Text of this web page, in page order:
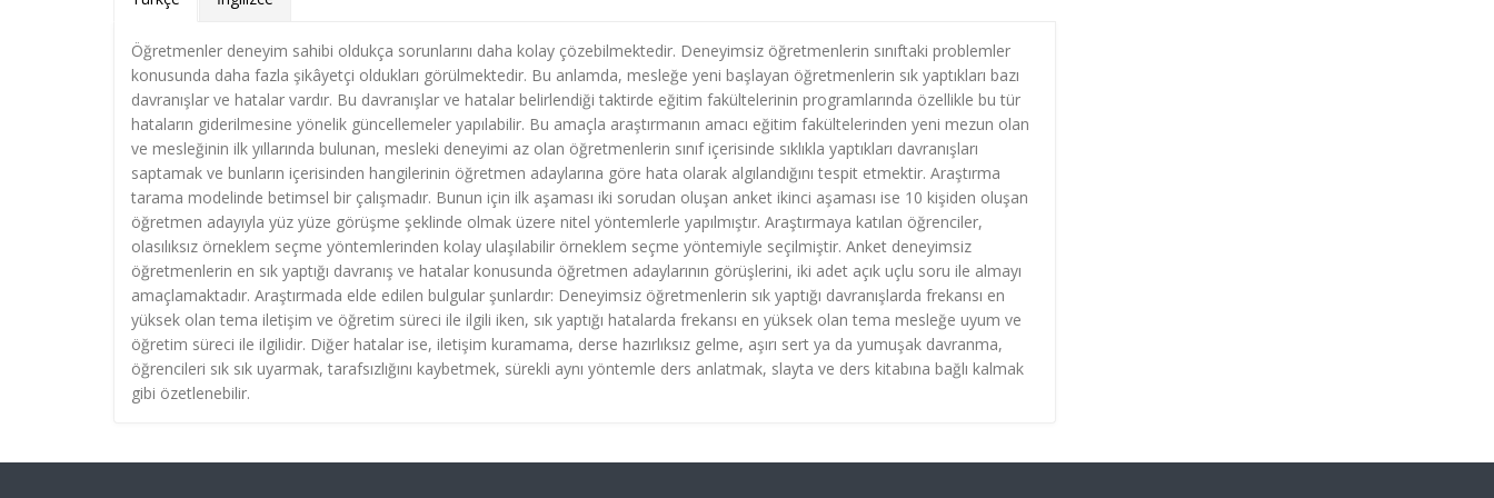
Öğretmenler deneyim sahibi oldukça sorunlarını daha kolay çözebilmektedir. Deneyimsiz öğretmenlerin sınıftaki problemler
konusunda daha fazla şikâyetçi oldukları görülmektedir. Bu anlamda, mesleğe yeni başlayan öğretmenlerin sık yaptıkları bazı
davranışlar ve hatalar vardır. Bu davranışlar ve hatalar belirlendiği taktirde eğitim fakültelerinin programlarında özellikle bu tür
hataların giderilmesine yönelik güncellemeler yapılabilir. Bu amaçla araştırmanın amacı eğitim fakültelerinden yeni mezun olan
ve mesleğinin ilk yıllarında bulunan, mesleki deneyimi az olan öğretmenlerin sınıf içerisinde sıklıkla yaptıkları davranışları
saptamak ve bunların içerisinden hangilerinin öğretmen adaylarına göre hata olarak algılandığını tespit etmektir. Araştırma
tarama modelinde betimsel bir çalışmadır. Bunun için ilk aşaması iki sorudan oluşan anket ikinci aşaması ise 10 kişiden oluşan
öğretmen adayıyla yüz yüze görüşme şeklinde olmak üzere nitel yöntemlerle yapılmıştır. Araştırmaya katılan öğrenciler,
olasılıksız örneklem seçme yöntemlerinden kolay ulaşılabilir örneklem seçme yöntemiyle seçilmiştir. Anket deneyimsiz
öğretmenlerin en sık yaptığı davranış ve hatalar konusunda öğretmen adaylarının görüşlerini, iki adet açık uçlu soru ile almayı
amaçlamaktadır. Araştırmada elde edilen bulgular şunlardır: Deneyimsiz öğretmenlerin sık yaptığı davranışlarda frekansı en
yüksek olan tema iletişim ve öğretim süreci ile ilgili iken, sık yaptığı hatalarda frekansı en yüksek olan tema mesleğe uyum ve
öğretim süreci ile ilgilidir. Diğer hatalar ise, iletişim kuramama, derse hazırlıksız gelme, aşırı sert ya da yumuşak davranma,
öğrencileri sık sık uyarmak, tarafsızlığını kaybetmek, sürekli aynı yöntemle ders anlatmak, slayta ve ders kitabına bağlı kalmak
gibi özetlenebilir.